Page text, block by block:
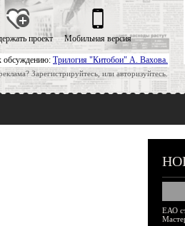
обсуждению: Трилогия "Китобои" А. Вахова.
Зарегистрируйтесь, или авторизуйтесь.
проект Мобильная версия
ЕАО